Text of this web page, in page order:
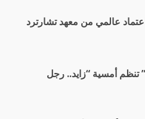
عالمي من معهد تشارترد
تنظم أمسية “زايد.. رجل